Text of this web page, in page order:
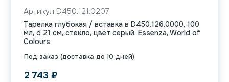
Под заказ (доставка до 10 дней)
Артикул D450.121.0207
Тарелка глубокая / вставка в D450.126.0000, 100
мл, d 21 см, стекло, цвет серый, Essenza, World of
Colours
2 743 ₽